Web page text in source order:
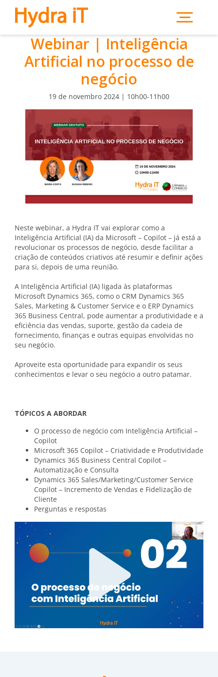
Webinar | Inteligência
Artificial no processo de
negócio
19 de novembro 2024 | 10h00-11h00
Neste webinar, a Hydra IT vai explorar como a
Inteligência Artificial (IA) da Microsoft – Copilot – já está a
revolucionar os processos de negócio, desde facilitar a
criação de conteúdos criativos até resumir e definir ações
para si, depois de uma reunião.
A Inteligência Artificial (IA) ligada às plataformas
Microsoft Dynamics 365, como o CRM Dynamics 365
Sales, Marketing & Customer Service e o ERP Dynamics
365 Business Central, pode aumentar a produtividade e a
eficiência das vendas, suporte, gestão da cadeia de
fornecimento, finanças e outras equipas envolvidas no
seu negócio.
Aproveite esta oportunidade para expandir os seus
conhecimentos e levar o seu negócio a outro patamar.
TÓPICOS A ABORDAR
O processo de negócio com Inteligência Artificial –
Copilot
Microsoft 365 Copilot – Criatividade e Produtividade
Dynamics 365 Business Central Copilot –
Automatização e Consulta
Dynamics 365 Sales/Marketing/Customer Service
Copilot – Incremento de Vendas e Fidelização de
Cliente
Perguntas e respostas
Play